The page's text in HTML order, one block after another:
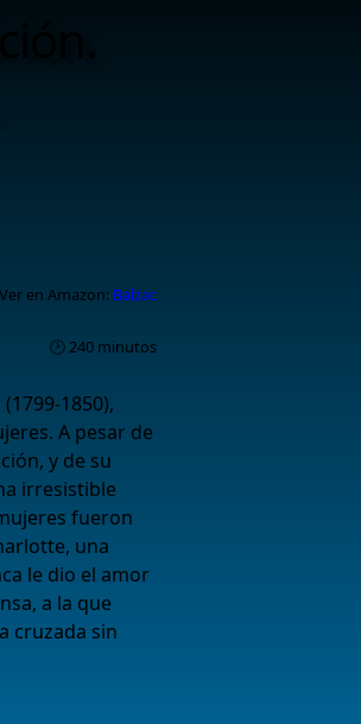
Ver en Amazon: Balzac
🕑 240 minutos
1850),
A pesar de
y de su
irresistible
fueron
una
le dio el amor
a la que
cruzada sin